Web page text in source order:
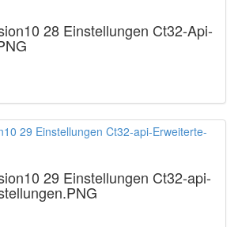
28 Einstellungen Ct32-Api-
29 Einstellungen Ct32-api-